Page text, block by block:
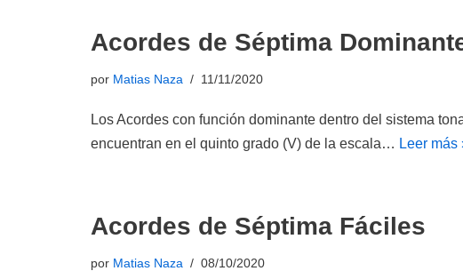
Acordes de Séptima
por Matias Naza 11/11/2020
Los Acordes con función dominante dentro del sistema
encuentran en el quinto grado (V) de la escala… Leer más
Acordes de Séptima Fáciles
por Matias Naza 08/10/2020